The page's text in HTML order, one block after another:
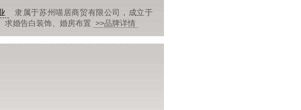
隶属于苏州喵居商贸有限公司，成立于
求婚告白装饰、婚房布置 >>品牌详情